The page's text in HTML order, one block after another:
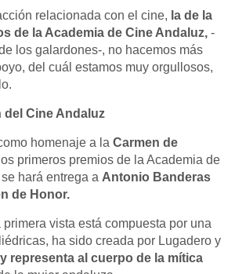
relacionada con el cine, la de la
de la Academia de Cine Andaluz, -
los galardones-, no hacemos más
del cuál estamos muy orgullosos,
del Cine Andaluz
homenaje a la Carmen de
primeros premios de la Academia de
hará entrega a Antonio Banderas
de Honor.
primera vista está compuesta por una
ha sido creada por Lugadero y
y representa al cuerpo de la mítica